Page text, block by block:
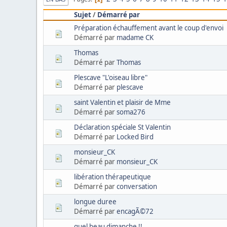
Sujet/ Démarré par
Préparation échauffement avant le coup d'envoi
Démarré par madame CK
Thomas
Démarré parThomas
Plescave "L'oiseau libre"
Démarré par plescave
saint Valentin et plaisir de Mme
Démarré parsoma276
Déclaration spéciale St Valentin
Démarré par Locked Bird
monsieur_CK
Démarré par monsieur_CK
libération thérapeutique
Démarré parconversation
longue duree
Démarré parencagÃ©72